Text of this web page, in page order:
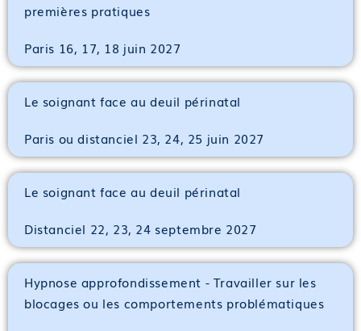
premières pratiques
Paris 16, 17, 18 juin 2027
Le soignant face au deuil périnatal
Paris ou distanciel 23, 24, 25 juin 2027
Le soignant face au deuil périnatal
Distanciel 22, 23, 24 septembre 2027
Hypnose approfondissement - Travailler sur les
blocages ou les comportements problématiques